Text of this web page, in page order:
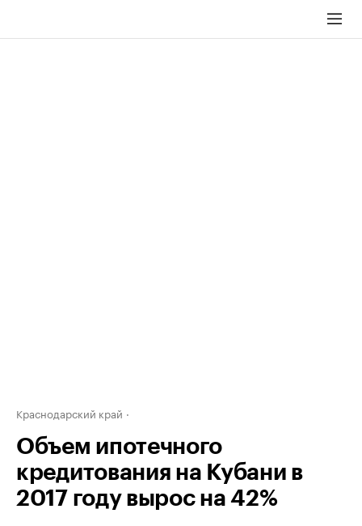
Краснодарский край
Объем ипотечного
кредитования на Кубани в
2017 году вырос на 42%